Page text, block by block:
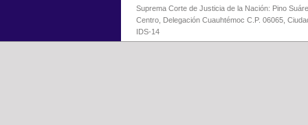
Suprema Corte de Justicia de la Nación: Pino
Centro, Delegación Cuauhtémoc C.P. 06065,
IDS-14